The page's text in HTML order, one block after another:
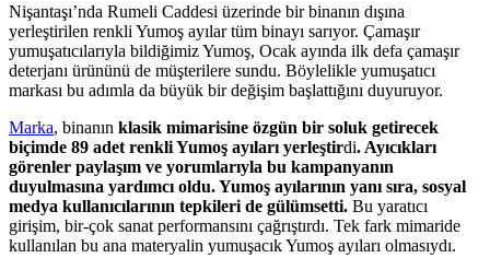
Nişantaşı’nda Rumeli Caddesi üzerinde bir binanın dışına
yerleştirilen renkli Yumoş ayılar tüm binayı sarıyor. Çamaşır
yumuşatıcılarıyla bildiğimiz Yumoş, Ocak ayında ilk defa çamaşır
deterjanı ürününü de müşterilere sundu. Böylelikle yumuşatıcı
markası bu adımla da büyük bir değişim başlattığını duyuruyor.
Marka, binanın klasik mimarisine özgün bir soluk getirecek
biçimde 89 adet renkli Yumoş ayıları yerleştirdi. Ayıcıkları
görenler paylaşım ve yorumlarıyla bu kampanyanın
duyulmasına yardımcı oldu. Yumoş ayılarının yanı sıra, sosyal
medya kullanıcılarının tepkileri de gülümsetti. Bu yaratıcı
girişim, bir-çok sanat performansını çağrıştırdı. Tek fark mimaride
kullanılan bu ana materyalin yumuşacık Yumoş ayıları olmasıydı.